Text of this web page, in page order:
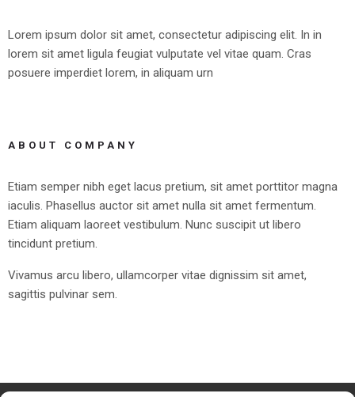
Lorem ipsum dolor sit amet, consectetur adipiscing elit. In in
lorem sit amet ligula feugiat vulputate vel vitae quam. Cras
posuere imperdiet lorem, in aliquam urn
ABOUT COMPANY
Etiam semper nibh eget lacus pretium, sit amet porttitor magna
iaculis. Phasellus auctor sit amet nulla sit amet fermentum.
Etiam aliquam laoreet vestibulum. Nunc suscipit ut libero
tincidunt pretium.
Vivamus arcu libero, ullamcorper vitae dignissim sit amet,
sagittis pulvinar sem.